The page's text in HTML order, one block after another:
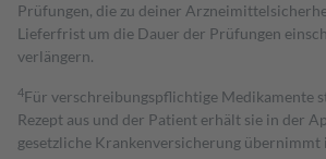
Prüfungen, die zu deiner
Lieferfrist um die Dauer der Prüfungen
verlängern.
4Für verschreibungspflichtige Medikamente
Rezept aus und der Patient erhält sie in der
gesetzliche Krankenversicherung übernimmt